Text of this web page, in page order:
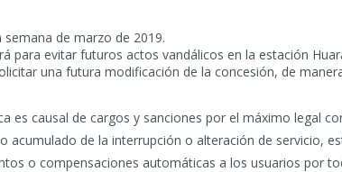
de marzo de 2019.
para evitar futuros actos vandálicos en la estación
una futura modificación de la concesión, de
es causal de cargos y sanciones por el máximo legal
acumulado de la interrupción o alteración de servicio,
o compensaciones automáticas a los usuarios por